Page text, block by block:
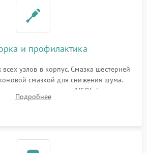
и профилактика
узлов в корпус. Смазка шестерней
смазкой для снижения шума.
материалов (HEPA-фильтров,
Надежная фиксация разъемов и
Подробнее